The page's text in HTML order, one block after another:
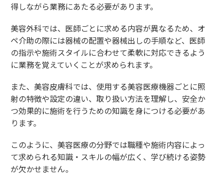
得しながら業務にあたる必要があります。
美容外科では、医師ごとに求める内容が異なるため、オ
ペ介助の際には器械の配置や器械出しの手順など、医師
の指示や施術スタイルに合わせて柔軟に対応できるよう
に業務を覚えていくことが求められます。
また、美容皮膚科では、使用する美容医療機器ごとに照
射の特徴や設定の違い、取り扱い方法を理解し、安全か
つ効果的に施術を行うための知識を身につける必要があ
ります。
このように、美容医療の分野では職種や施術内容によっ
て求められる知識・スキルの幅が広く、学び続ける姿勢
が欠かせません。